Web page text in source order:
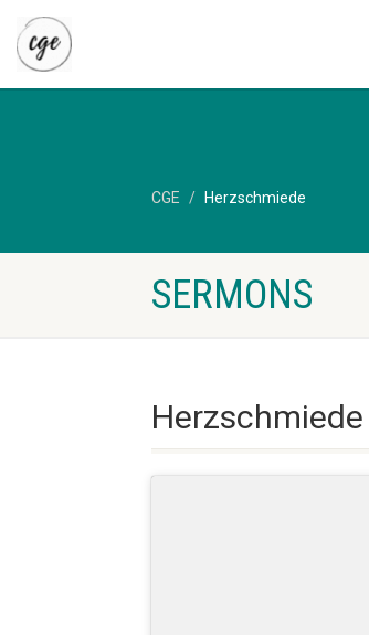
CGE Herzschmiede
SERMONS
Herzschmiede